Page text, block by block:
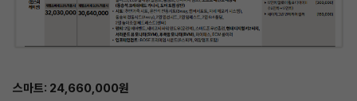
스마트: 24,660,000원